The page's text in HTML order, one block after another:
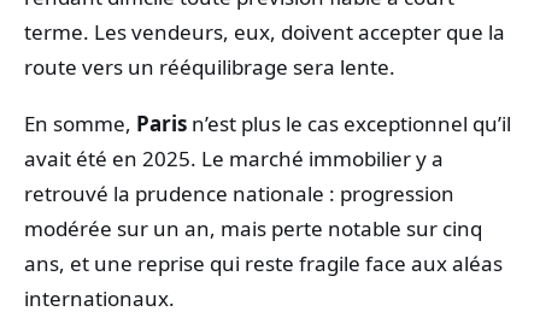
terme. Les vendeurs, eux, doivent accepter que la
route vers un rééquilibrage sera lente.
En somme, Paris n’est plus le cas exceptionnel qu’il
avait été en 2025. Le marché immobilier y a
retrouvé la prudence nationale : progression
modérée sur un an, mais perte notable sur cinq
ans, et une reprise qui reste fragile face aux aléas
internationaux.